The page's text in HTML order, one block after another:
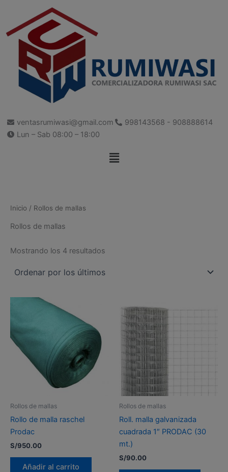
contenido
ventasrumiwasi@gmail.com
998143568 - 908888614
Lun – Sab 08:00 – 18:00
Menú
Inicio / Rollos de mallas
Rollos de mallas
Mostrando los 4 resultados
Rollos de mallas
Rollo de malla raschel
Prodac
S/950.00
Añadir al carrito
Rollos de mallas
Roll. malla galvanizada
cuadrada 1″ PRODAC (30
mt.)
S/90.00